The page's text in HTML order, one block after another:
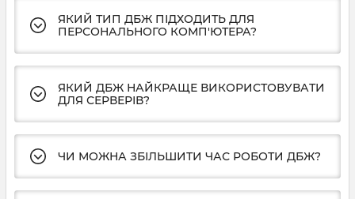
ЯКИЙ ТИП ДБЖ ПІДХОДИТЬ ДЛЯ
ПЕРСОНАЛЬНОГО КОМП'ЮТЕРА?
ЯКИЙ ДБЖ НАЙКРАЩЕ ВИКОРИСТОВУВАТИ
ДЛЯ СЕРВЕРІВ?
ЧИ МОЖНА ЗБІЛЬШИТИ ЧАС РОБОТИ ДБЖ?